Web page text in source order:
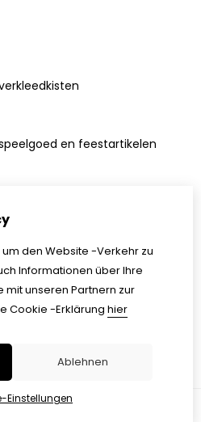
en feestartikelen
den Website -Verkehr zu
Informationen über Ihre
mit unseren Partnern zur
Cookie -Erklärung hier
Ablehnen
Einstellungen